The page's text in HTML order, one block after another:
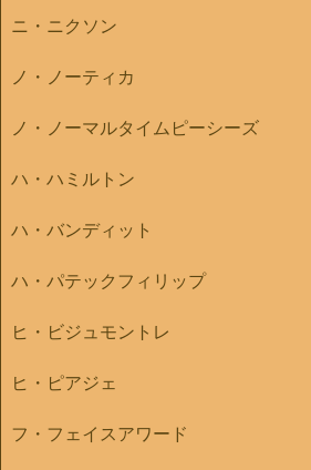
ニ・ニクソン
ノ・ノーティカ
ノ・ノーマルタイムピーシーズ
ハ・ハミルトン
ハ・バンディット
ハ・パテックフィリップ
ヒ・ビジュモントレ
ヒ・ピアジェ
フ・フェイスアワード